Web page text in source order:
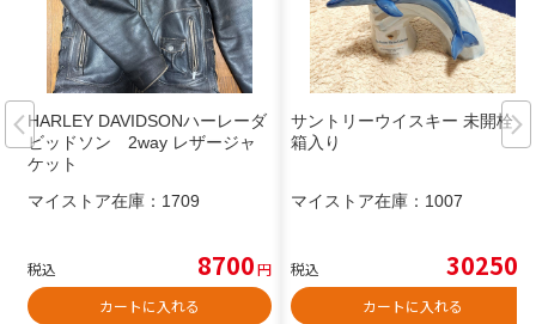
HARLEY DAVIDSONハーレーダ
ビッドソン 2way レザージャ
ケット
マイストア在庫： 1709
税込 8700円
カートに入れる
サントリーウイスキー 未開栓 元
箱入り
マイストア在庫： 1007
税込 30250
カートに入れる